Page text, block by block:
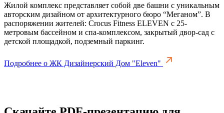
Жилой комплекс представляет собой две башни с уникальным
авторским дизайном от архитектурного бюро “Меганом”. В
распоряжении жителей: Crocus Fitness ELEVEN с 25-
метровым бассейном и спа-комплексом, закрытый двор-сад с
детской площадкой, подземный паркинг.
Подробнее о ЖК Дизайнерский Дом "Eleven"